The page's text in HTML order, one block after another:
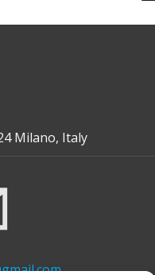
Milano, Italy